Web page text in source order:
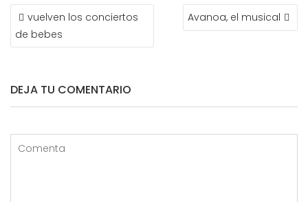
NAVEGACIÓN
DE
ENTRADAS
vuelven los conciertos
de bebes
Avanoa, el musical
DEJA TU COMENTARIO